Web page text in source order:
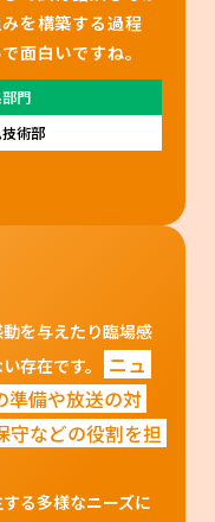
を構築する過程
面白いですね。
門
術部
を与えたり臨場感
存在です。
ニュ
準備や放送の対
守などの役割を担
る多様なニーズに